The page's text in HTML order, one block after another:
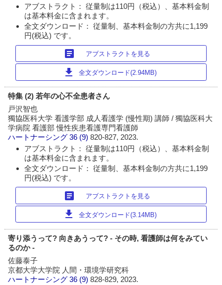
アブストラクト： 従量制は110円（税込）、基本料金制
は基本料金に含まれます。
全文ダウンロード： 従量制、基本料金制の方共に1,199
円(税込) です。
article アブストラクトを見る
download 全文ダウンロード(2.94MB)
特集 (2) 若年の心不全患者さん
戸沢智也
獨協医科大学 看護学部 成人看護学 (慢性期) 講師 / 獨協医科大
学病院 看護部 慢性疾患看護専門看護師
ハートナーシング 36 (9)820-827, 2023.
アブストラクト： 従量制は110円（税込）、基本料金制
は基本料金に含まれます。
全文ダウンロード： 従量制、基本料金制の方共に1,199
円(税込) です。
article アブストラクトを見る
download 全文ダウンロード(3.14MB)
寄り添うって? 向きあうって? - その時, 看護師は何をみてい
るのか -
佐藤泰子
京都大学大学院 人間・環境学研究科
ハートナーシング 36 (9)828-829, 2023.